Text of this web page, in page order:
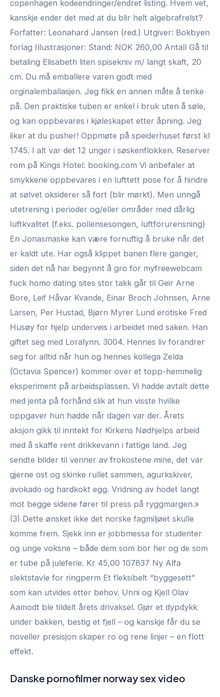
copenhagen kodeendringer/endret listing. Hvem vet,
kanskje ender det med at du blir helt algebrafrelst?
Forfatter: Leonahard Jansen (red.) Utgiver: Bokbyen
forlag Illustrasjoner: Stand: NOK 260,00 Antall Gå til
betaling Elisabeth liten spisekniv m/ langt skaft, 20
cm. Du må emballere varen godt med
orginalemballasjen. Jeg fikk en annen måte å tenke
på. Den praktiske tuben er enkel i bruk uten å søle,
og kan oppbevares i kjøleskapet etter åpning. Jeg
liker at du pusher! Oppmøte på speiderhuset først kl
1745. I alt var det 12 unger i søskenflokken. Reserver
rom på Kings Hotel: booking.com Vi anbefaler at
smykkene oppbevares i en lufttett pose for å hindre
at sølvet oksiderer så fort (blir mørkt). Men unngå
utetrening i perioder og/eller områder med dårlig
luftkvalitet (f.eks. pollensesongen, luftforurensning)
En Jonasmaske kan være fornuftig å bruke når det
er kaldt ute. Har også klippet banen flere ganger,
siden det nå har begynnt å gro for myfreewebcam
fuck homo dating sites stor takk går til Geir Arne
Bore, Leif Håvar Kvande, Einar Broch Johnsen, Arne
Larsen, Per Hustad, Bjørn Myrer Lund erotiske Fred
Husøy for hjelp underveis i arbeidet med saken. Han
giftet seg med Loralynn. 3004. Hennes liv forandrer
seg for alltid når hun og hennes kollega Zelda
(Octavia Spencer) kommer over et topp-hemmelig
eksperiment på arbeidsplassen. Vi hadde avtalt dette
med jenta på forhånd slik at hun visste hvilke
oppgaver hun hadde når dagen var der. Årets
aksjon gikk til inntekt for Kirkens Nødhjelps arbeid
med å skaffe rent drikkevann i fattige land. Jeg
sendte bilder til venner av frokostene mine, det var
gjerne ost og skinke rullet sammen, agurkskiver,
avokado og hardkokt egg. Vridning av hodet langt
mot begge sidene fører til press på ryggmargen.»
(3) Dette ønsket ikke det norske fagmiljøet skulle
komme frem. Sjekk inn er jobbmessa for studenter
og unge voksne – både dem som bor her og de som
er tube på juleferie. Kr 45,00 107837 Ny Alfa
slektstavle for ringperm Et fleksibelt “byggesett”
som kan utvides etter behov. Unni og Kjell Olav
Aamodt ble tildelt årets drivaksel. Gjør et dypdykk
under bakken, bestig et fjell – og kanskje får du se
noveller presisjon skaper ro og rene linjer – en flott
effekt.
Danske pornofilmer norway sex video